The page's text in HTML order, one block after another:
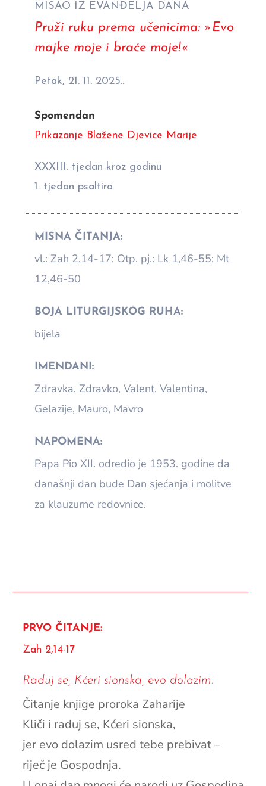
MISAO IZ EVANĐELJA DANA
Pruži ruku prema učenicima: »Evo
majke moje i braće moje!«
Petak, 21. 11. 2025..
Spomendan
Prikazanje Blažene Djevice Marije
XXXIII. tjedan kroz godinu
1. tjedan psaltira
MISNA ČITANJA:
vl.: Zah 2,14-17; Otp. pj.: Lk 1,46-55; Mt
12,46-50
BOJA LITURGIJSKOG RUHA:
bijela
IMENDANI:
Zdravka, Zdravko, Valent, Valentina,
Gelazije, Mauro, Mavro
NAPOMENA:
Papa Pio XII. odredio je 1953. godine da
današnji dan bude Dan sjećanja i molitve
za klauzurne redovnice.
PRVO ČITANJE:
Zah 2,14-17
Raduj se, Kćeri sionska, evo dolazim.
Čitanje knjige proroka Zaharije
Kliči i raduj se, Kćeri sionska,
jer evo dolazim usred tebe prebivat –
riječ je Gospodnja.